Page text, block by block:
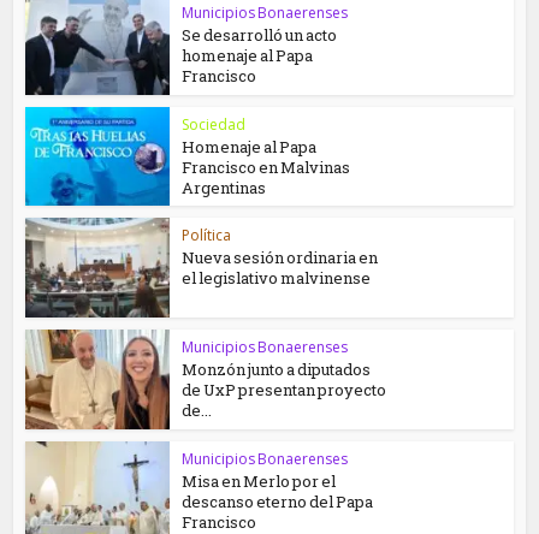
Municipios Bonaerenses
Se desarrolló un acto
homenaje al Papa
Francisco
Sociedad
Homenaje al Papa
Francisco en Malvinas
Argentinas
Política
Nueva sesión ordinaria en
el legislativo malvinense
Municipios Bonaerenses
Monzón junto a diputados
de UxP presentan proyecto
de...
Municipios Bonaerenses
Misa en Merlo por el
descanso eterno del Papa
Francisco